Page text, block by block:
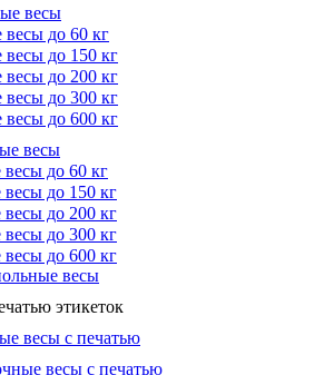
весы
весы до 60 кг
весы до 150 кг
весы до 200 кг
весы до 300 кг
весы до 600 кг
весы
до 60 кг
до 150 кг
до 200 кг
до 300 кг
до 600 кг
весы
этикеток
весы с печатью
весы с печатью